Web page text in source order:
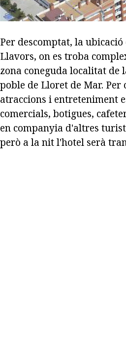
Per descomptat, la
Llavors, on es troba
zona coneguda localitat de
poble de Lloret de Mar. Per
atraccions i entreteniment
comercials, botigues,
en companyia d'altres
però a la nit l'hotel serà